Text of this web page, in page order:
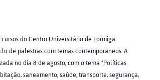
do Centro Universitário de Formiga
de palestras com temas contemporâneos. A
no dia 8 de agosto, com o tema “Políticas
saneamento, saúde, transporte, segurança,